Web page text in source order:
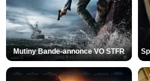
Mutiny Bande-annonce VO STFR